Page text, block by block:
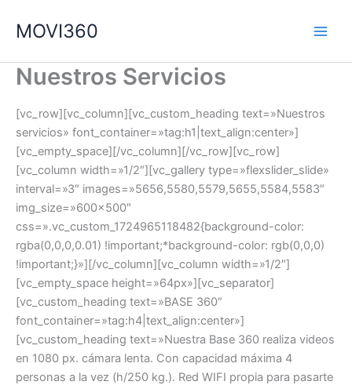
MOVI360
Nuestros Servicios
[vc_row][vc_column][vc_custom_heading text=»Nuestros
servicios» font_container=»tag:h1|text_align:center»]
[vc_empty_space][/vc_column][/vc_row][vc_row]
[vc_column width=»1/2″][vc_gallery type=»flexslider_slide»
interval=»3″ images=»5656,5580,5579,5655,5584,5583″
img_size=»600×500″
css=».vc_custom_1724965118482{background-color:
rgba(0,0,0,0.01) !important;*background-color: rgb(0,0,0)
!important;}»][/vc_column][vc_column width=»1/2″]
[vc_empty_space height=»64px»][vc_separator]
[vc_custom_heading text=»BASE 360″
font_container=»tag:h4|text_align:center»]
[vc_custom_heading text=»Nuestra Base 360 realiza videos
en 1080 px. cámara lenta. Con capacidad máxima 4
personas a la vez (h/250 kg.). Red WIFI propia para pasarte